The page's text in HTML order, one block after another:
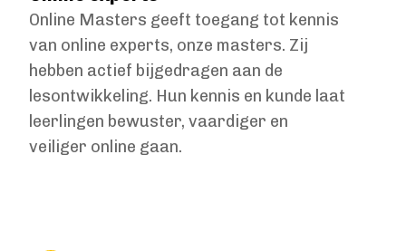
Online Masters geeft toegang tot kennis
van online experts, onze masters. Zij
hebben actief bijgedragen aan de
lesontwikkeling. Hun kennis en kunde laat
leerlingen bewuster, vaardiger en
veiliger online gaan.